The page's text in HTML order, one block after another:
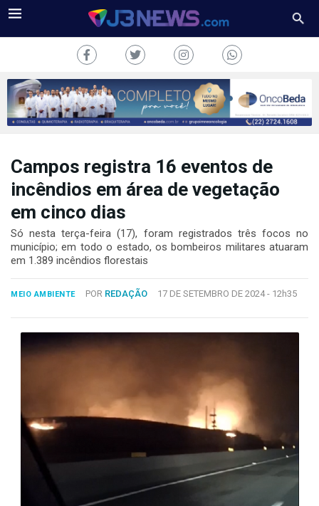
J3NEWS
COLUNAS
FALE
Copyright
Desenvolvido
Campos registra 16 eventos de
incêndios em área de vegetação
em cinco dias
Só nesta terça-feira (17), foram registrados três focos no
município; em todo o estado, os bombeiros militares atuaram
em 1.389 incêndios florestais
MEIO AMBIENTE POR REDAÇÃO 17 DE SETEMBRO DE 2024 - 12h35